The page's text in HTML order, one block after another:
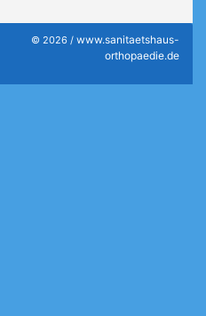
© 2026 / www.sanitaetshaus-
orthopaedie.de